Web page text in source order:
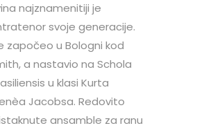
najznamenitiji je
svoje generacije.
započeo u Bologni kod
a nastavio na Schola
u klasi Kurta
Jacobsa. Redovito
ansamble za ranu